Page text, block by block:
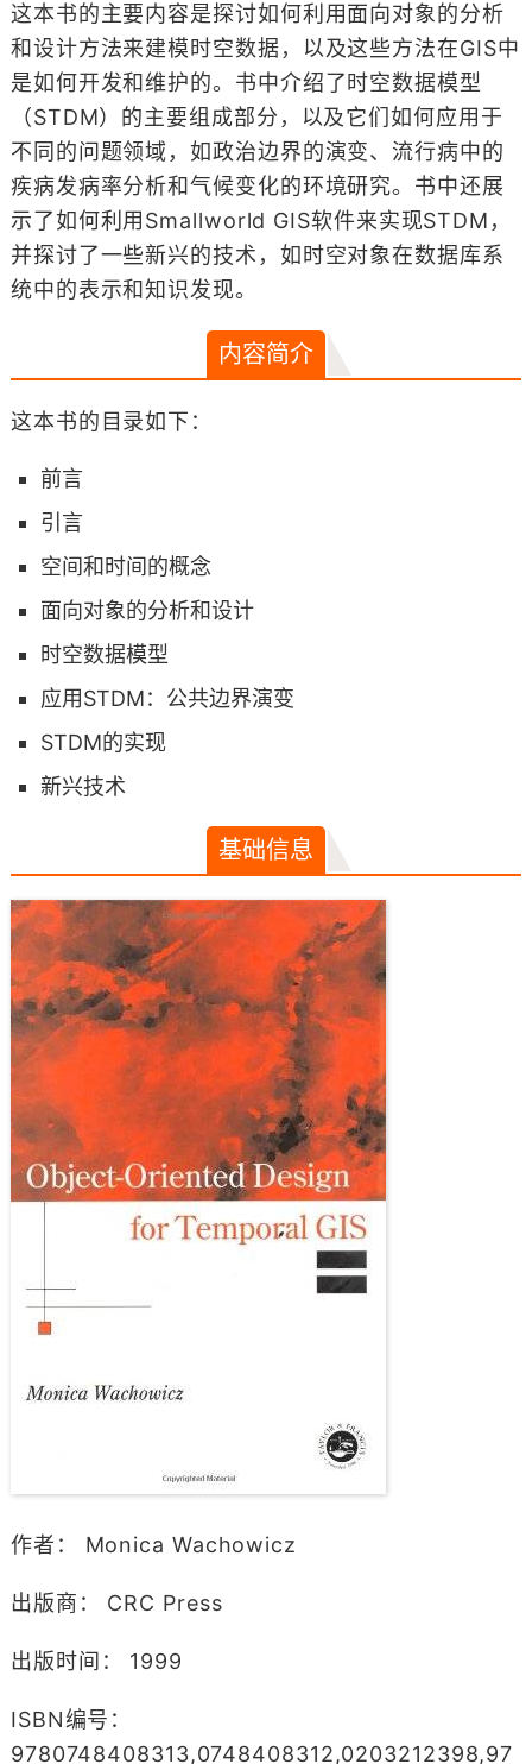
这本书的主要内容是探讨如何利用面向对象的分析
和设计方法来建模时空数据，以及这些方法在GIS中
是如何开发和维护的。书中介绍了时空数据模型
（STDM）的主要组成部分，以及它们如何应用于
不同的问题领域，如政治边界的演变、流行病中的
疾病发病率分析和气候变化的环境研究。书中还展
示了如何利用Smallworld GIS软件来实现STDM，
并探讨了一些新兴的技术，如时空对象在数据库系
统中的表示和知识发现。
内容简介
这本书的目录如下：
前言
引言
空间和时间的概念
面向对象的分析和设计
时空数据模型
应用STDM：公共边界演变
STDM的实现
新兴技术
基础信息
作者： Monica Wachowicz
出版商： CRC Press
出版时间： 1999
ISBN编号：
9780748408313,0748408312,0203212398,97